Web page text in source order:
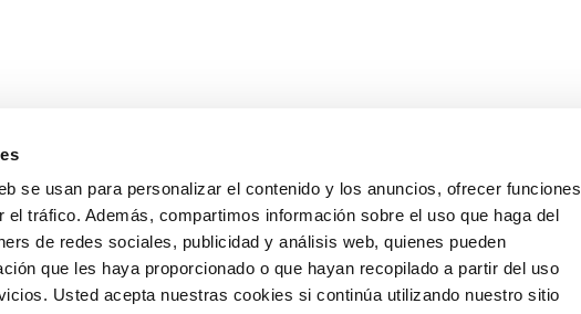
se usan para personalizar el contenido y los anuncios, ofrecer funciones
tráfico. Además, compartimos información sobre el uso que haga del
de redes sociales, publicidad y análisis web, quienes pueden
que les haya proporcionado o que hayan recopilado a partir del uso
Usted acepta nuestras cookies si continúa utilizando nuestro sitio